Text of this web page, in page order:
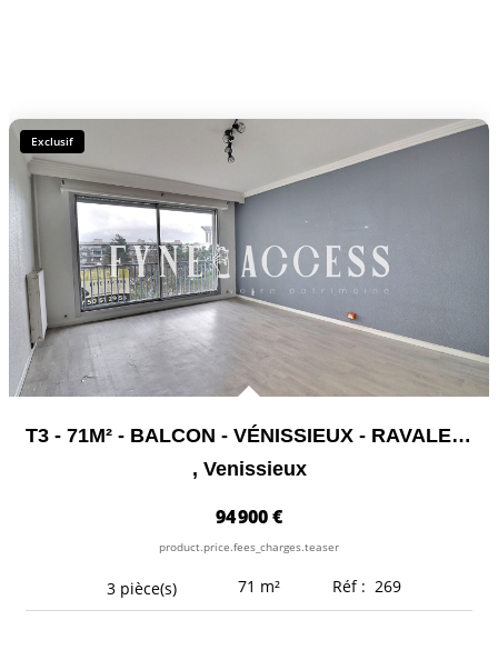
Exclusif
T3 - 71M² - BALCON - VÉNISSIEUX - RAVALEMENT FACADE -...
, Venissieux
94 900 €
product.price.fees_charges.teaser
3 pièce(s) 71 m² Réf : 269